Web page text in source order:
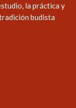
la práctica y
budista